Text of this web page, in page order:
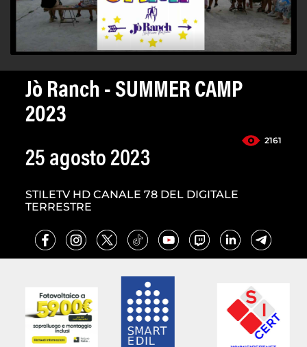
Jò Ranch - SUMMER CAMP
2023
2161
25 agosto 2023
STILETV HD CANALE 78 DEL DIGITALE
TERRESTRE